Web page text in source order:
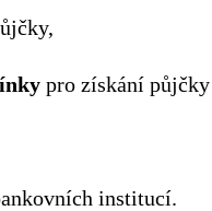
pro získání
institucí.